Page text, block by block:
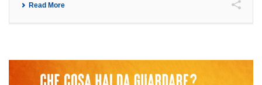
Read More